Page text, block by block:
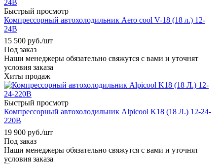
Быстрый просмотр
Компрессорный автохолодильник Aero cool V-18 (18 л.) 12-
24В
15 500 руб./шт
Под заказ
Наши менеджеры обязательно свяжутся с вами и уточнят
условия заказа
Хиты продаж
Быстрый просмотр
Компрессорный автохолодильник Alpicool K18 (18 Л.) 12-24-
220В
19 900 руб./шт
Под заказ
Наши менеджеры обязательно свяжутся с вами и уточнят
условия заказа